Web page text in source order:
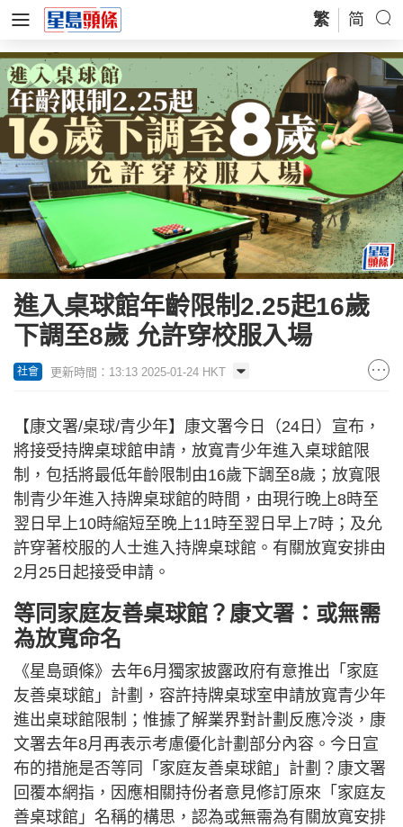
繁 简
進入桌球館年齡限制2.25起16歲
下調至8歲 允許穿校服入場
社會 更新時間：13:13 2025-01-24 HKT
【康文署/桌球/青少年】康文署今日（24日）宣布，
將接受持牌桌球館申請，放寬青少年進入桌球館限
制，包括將最低年齡限制由16歲下調至8歲；放寬限
制青少年進入持牌桌球館的時間，由現行晚上8時至
翌日早上10時縮短至晚上11時至翌日早上7時；及允
許穿著校服的人士進入持牌桌球館。有關放寬安排由
2月25日起接受申請。
等同家庭友善桌球館？康文署：或無需
為放寬命名
《星島頭條》去年6月獨家披露政府有意推出「家庭
友善桌球館」計劃，容許持牌桌球室申請放寬青少年
進出桌球館限制；惟據了解業界對計劃反應冷淡，康
文署去年8月再表示考慮優化計劃部分內容。今日宣
布的措施是否等同「家庭友善桌球館」計劃？康文署
回覆本網指，因應相關持份者意見修訂原來「家庭友
善桌球館」名稱的構思，認為或無需為有關放寬安排